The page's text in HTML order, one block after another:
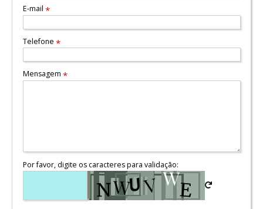
E-mail *
Telefone *
Mensagem *
Por favor, digite os caracteres para validação: